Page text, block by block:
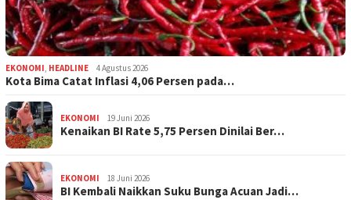
EKONOMI, HEADLINE 4 Agustus 2026
Kota Bima Catat Inflasi 4,06 Persen pada…
EKONOMI 19 Juni 2026
Kenaikan BI Rate 5,75 Persen Dinilai Ber…
EKONOMI 18 Juni 2026
BI Kembali Naikkan Suku Bunga Acuan Jadi…